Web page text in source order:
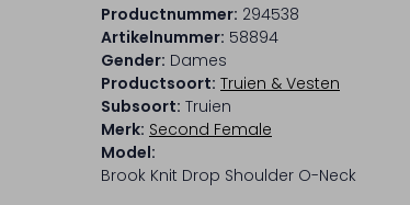
Productnummer: 294538
Artikelnummer: 58894
Gender: Dames
Productsoort: Truien & Vesten
Subsoort: Truien
Merk: Second Female
Model:
Brook Knit Drop Shoulder O-Neck